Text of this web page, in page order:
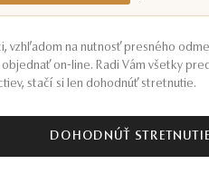
vzhľadom na nutnosť presného
on-line. Radi Vám všetky
stačí si len dohodnúť stretnutie.
DOHODNÚŤ STRETNUTIE